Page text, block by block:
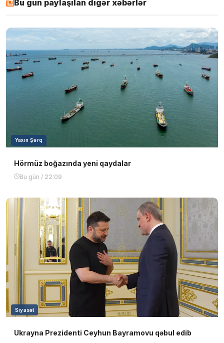
Bu gün paylaşılan digər xəbərlər
Yaxın Şərq
Hörmüz boğazında yeni qaydalar
Bu gün / 22:09
Siyasət
Ukrayna Prezidenti Ceyhun Bayramovu qəbul edib